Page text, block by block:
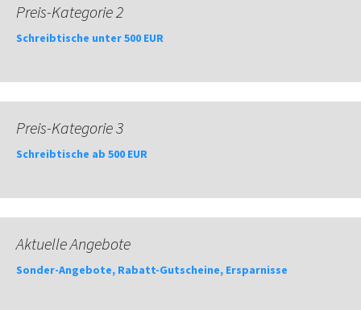
Preis-Kategorie 2
Schreibtische unter 500 EUR
Preis-Kategorie 3
Schreibtische ab 500 EUR
Aktuelle Angebote
Sonder-Angebote, Rabatt-Gutscheine, Ersparnisse